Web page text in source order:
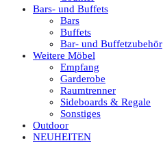
Bars- und Buffets
Bars
Buffets
Bar- und Buffetzubehör
Weitere Möbel
Empfang
Garderobe
Raumtrenner
Sideboards & Regale
Sonstiges
Outdoor
NEUHEITEN